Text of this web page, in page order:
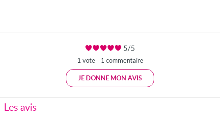
5/5
1 vote - 1 commentaire
JE DONNE MON AVIS
Les avis